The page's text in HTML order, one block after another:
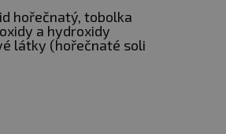
hořečnatý, tobolka
a hydroxidy
látky (hořečnaté soli